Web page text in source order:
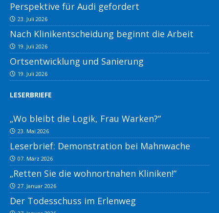
Perspektive für Audi gefordert
23. Juli 2026
Nach Klinikentscheidung beginnt die Arbeit
19. Juli 2026
Ortsentwicklung und Sanierung
19. Juli 2026
LESERBRIEFE
„Wo bleibt die Logik, Frau Warken?“
23. Mai 2026
Leserbrief: Demonstration bei Mahnwache
07. März 2026
„Retten Sie die wohnortnahen Kliniken!“
27. Januar 2026
Der Todesschuss im Erlenweg